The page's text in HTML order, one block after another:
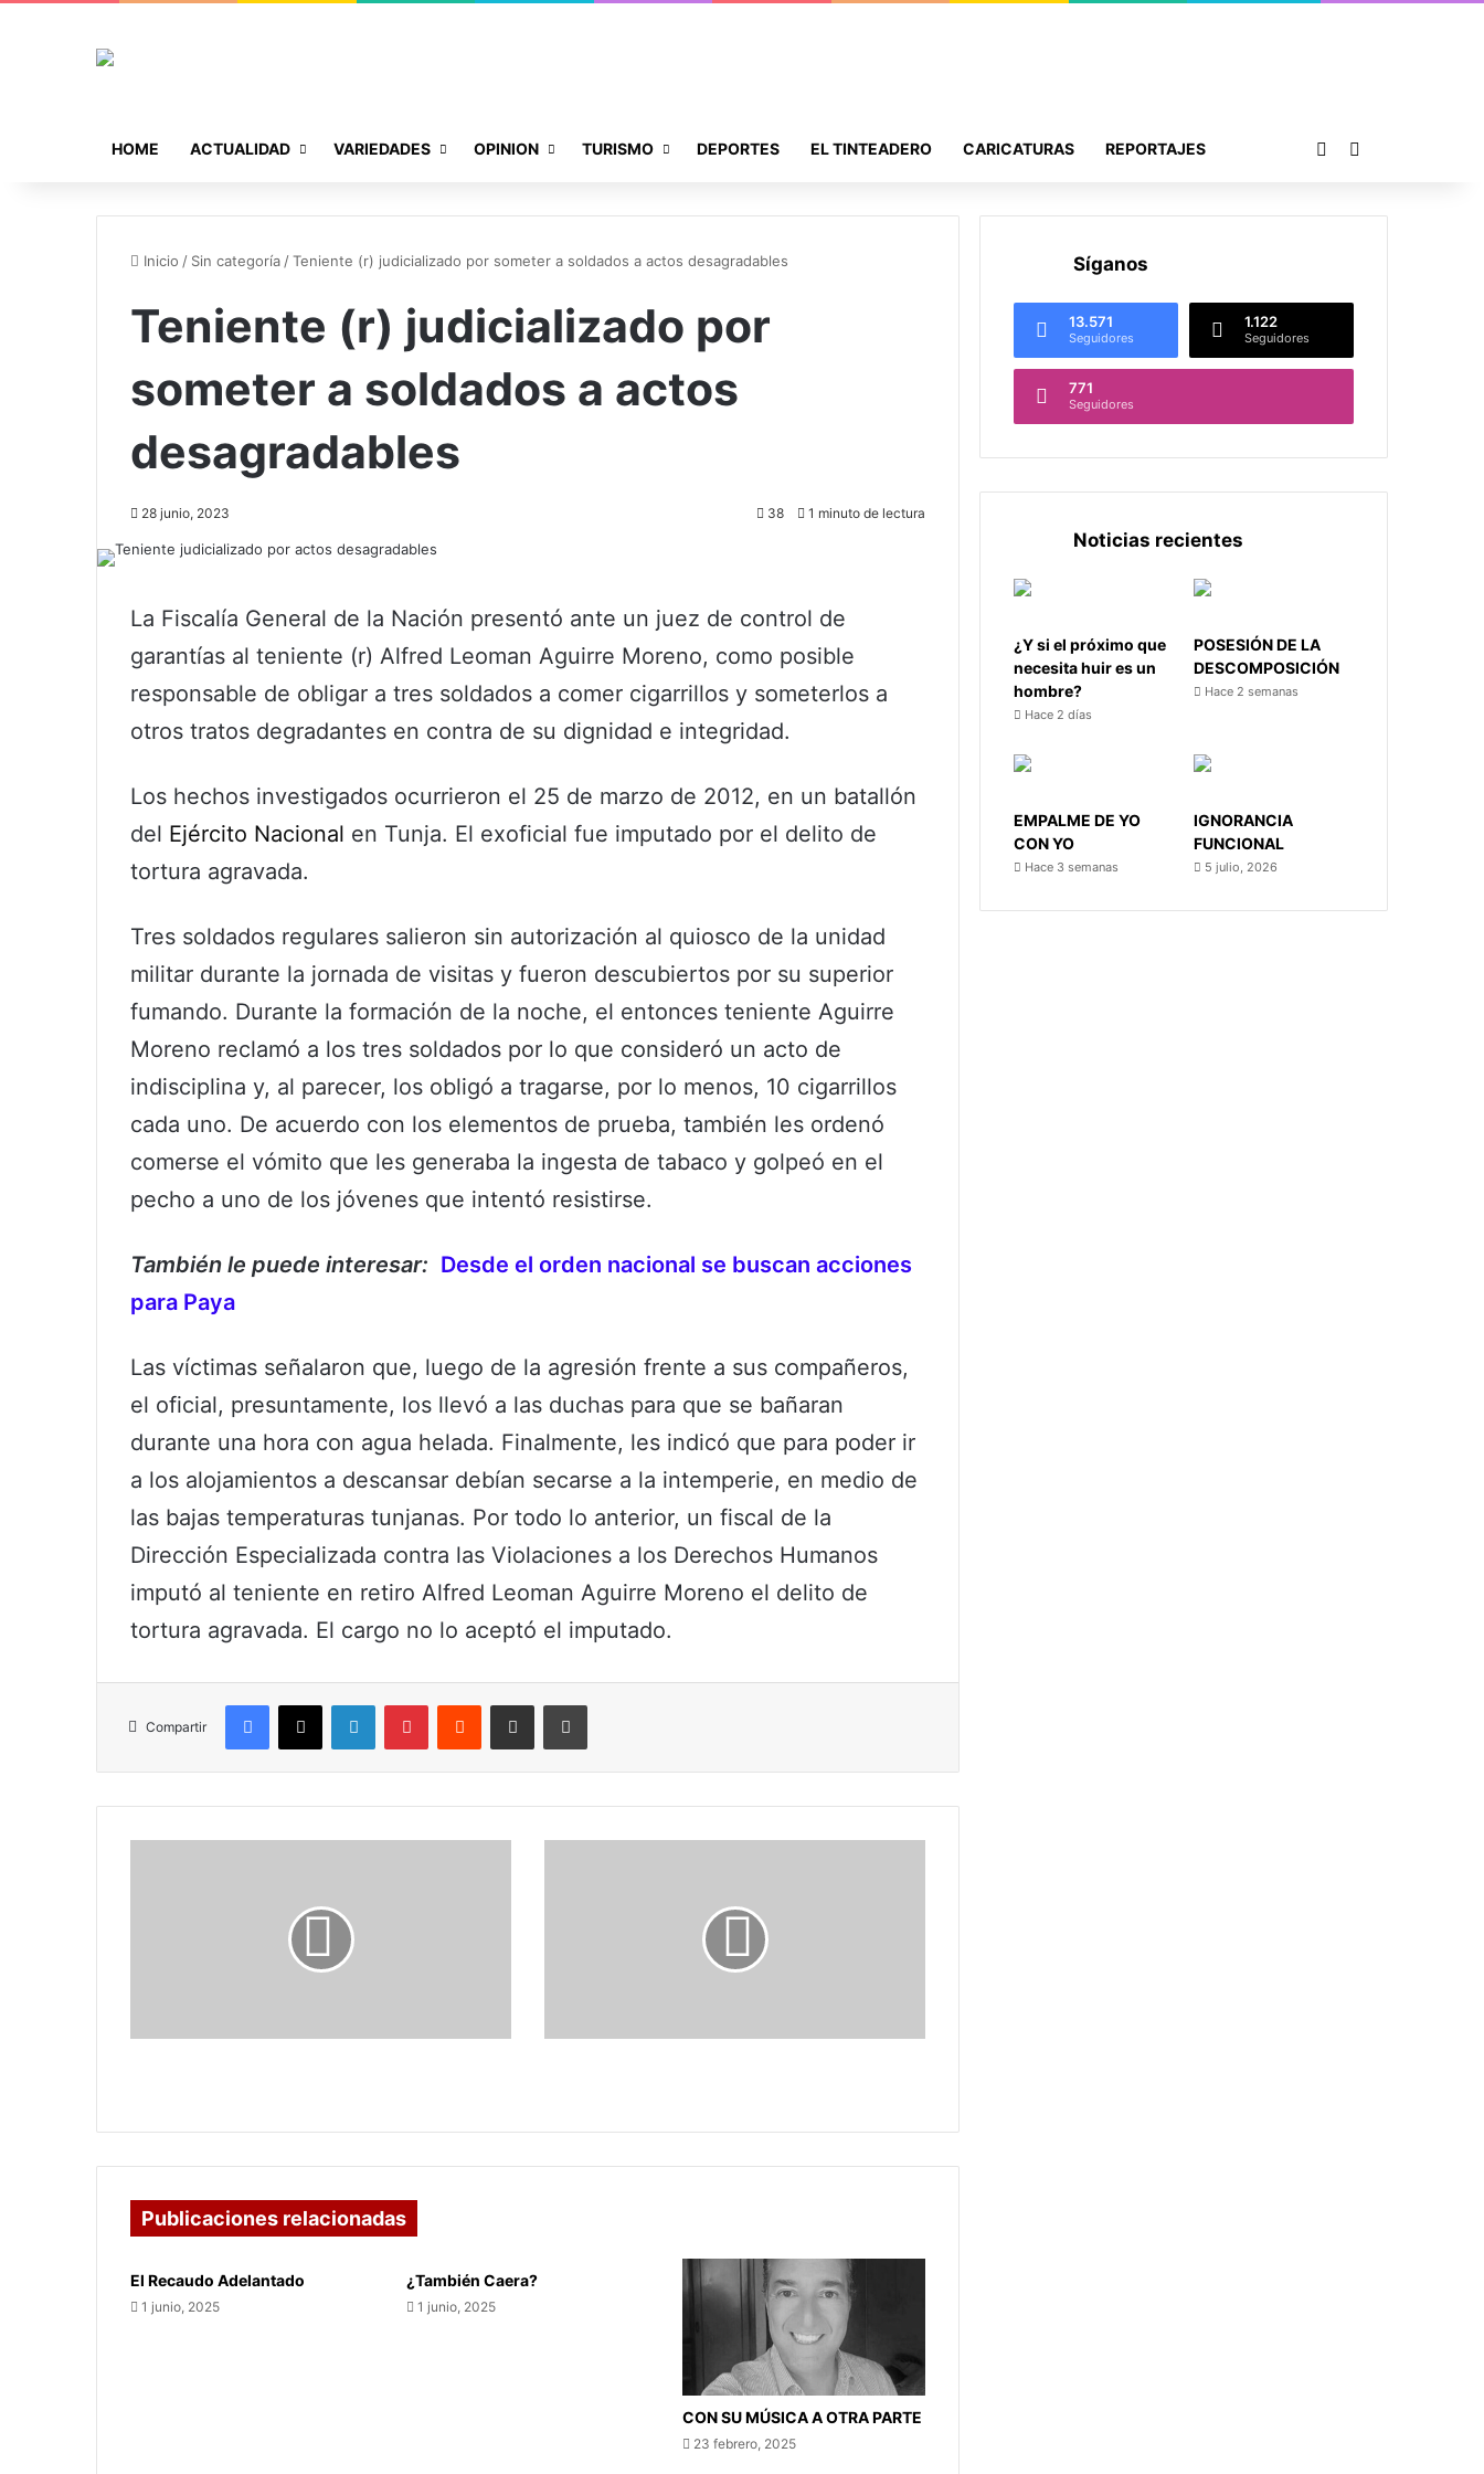
HOME ACTUALIDAD VARIEDADES OPINION TURISMO DEPORTES EL TINTEADERO CARICATURAS REPORTAJES Publicación al azar
Inicio / Sin categoría /Teniente (r) judicializado por someter a soldados a actos desagradables
Teniente (r) judicializado por
someter a soldados a actos
desagradables
28 junio, 2023 38 1 minuto de lectura
La Fiscalía General de la Nación presentó ante un juez de control de
garantías al teniente (r) Alfred Leoman Aguirre Moreno, como posible
responsable de obligar a tres soldados a comer cigarrillos y someterlos a
otros tratos degradantes en contra de su dignidad e integridad.
Los hechos investigados ocurrieron el 25 de marzo de 2012, en un batallón
del Ejército Nacional en Tunja. El exoficial fue imputado por el delito de
tortura agravada.
Tres soldados regulares salieron sin autorización al quiosco de la unidad
militar durante la jornada de visitas y fueron descubiertos por su superior
fumando. Durante la formación de la noche, el entonces teniente Aguirre
Moreno reclamó a los tres soldados por lo que consideró un acto de
indisciplina y, al parecer, los obligó a tragarse, por lo menos, 10 cigarrillos
cada uno. De acuerdo con los elementos de prueba, también les ordenó
comerse el vómito que les generaba la ingesta de tabaco y golpeó en el
pecho a uno de los jóvenes que intentó resistirse.
También le puede interesar: Desde el orden nacional se buscan acciones
para Paya
Las víctimas señalaron que, luego de la agresión frente a sus compañeros,
el oficial, presuntamente, los llevó a las duchas para que se bañaran
durante una hora con agua helada. Finalmente, les indicó que para poder ir
a los alojamientos a descansar debían secarse a la intemperie, en medio de
las bajas temperaturas tunjanas. Por todo lo anterior, un fiscal de la
Dirección Especializada contra las Violaciones a los Derechos Humanos
imputó al teniente en retiro Alfred Leoman Aguirre Moreno el delito de
tortura agravada. El cargo no lo aceptó el imputado.
Compartir
Facebook
X LinkedInPinterestReddit Compartir por correo electrónicoImprimir
el
de
Publicaciones relacionadas
El Recaudo Adelantado
1 junio, 2025
¿También Caera?
1 junio, 2025
CON SU MÚSICA A OTRA PARTE
23 febrero, 2025
Síganos
13.571
Seguidores
1.122
Seguidores
771
Seguidores
Noticias recientes
¿Y si el próximo que
necesita huir es un
hombre?
Hace 2 días
POSESIÓN DE LA
DESCOMPOSICIÓN
Hace 2 semanas
EMPALME DE YO
CON YO
Hace 3 semanas
IGNORANCIA
FUNCIONAL
5 julio, 2026